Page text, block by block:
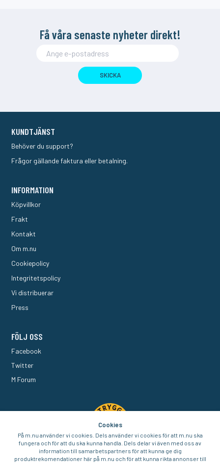
Få våra senaste nyheter direkt!
SKICKA
KUNDTJÄNST
Behöver du support?
Frågor gällande faktura eller betalning.
INFORMATION
Köpvillkor
Frakt
Kontakt
Om m.nu
Cookiepolicy
Integritetspolicy
Vi distribuerar
Press
FÖLJ OSS
Facebook
Twitter
M Forum
Cookies
På m.nu använder vi cookies. Dels använder vi cookies för att m.nu ska
fungera och för att du ska kunna handla. Dels delar vi även med oss av
information till samarbetspartners för att kunna ge dig
produktrekomendationer här på m.nu och för att kunna rikta annonser till